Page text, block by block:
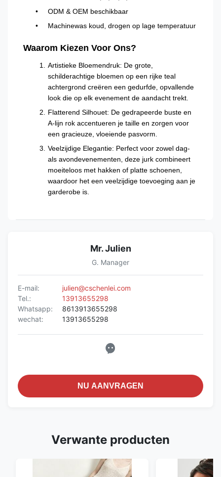
ODM & OEM beschikbaar
Machinewas koud, drogen op lage temperatuur
Waarom Kiezen Voor Ons?
Artistieke Bloemendruk: De grote,
schilderachtige bloemen op een rijke teal
achtergrond creëren een gedurfde, opvallende
look die op elk evenement de aandacht trekt.
Flatterend Silhouet: De gedrapeerde buste en
A-lijn rok accentueren je taille en zorgen voor
een gracieuze, vloeiende pasvorm.
Veelzijdige Elegantie: Perfect voor zowel dag-
als avondevenementen, deze jurk combineert
moeiteloos met hakken of platte schoenen,
waardoor het een veelzijdige toevoeging aan je
garderobe is.
Mr. Julien
G. Manager
E-mail:
julien@cschenlei.com
Tel.:
13913655298
Whatsapp:
8613913655298
wechat:
13913655298
NU AANVRAGEN
Verwante producten